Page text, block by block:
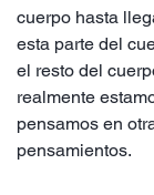
cuerpo hasta
esta parte del
el resto del
realmente
pensamos en
pensamientos.